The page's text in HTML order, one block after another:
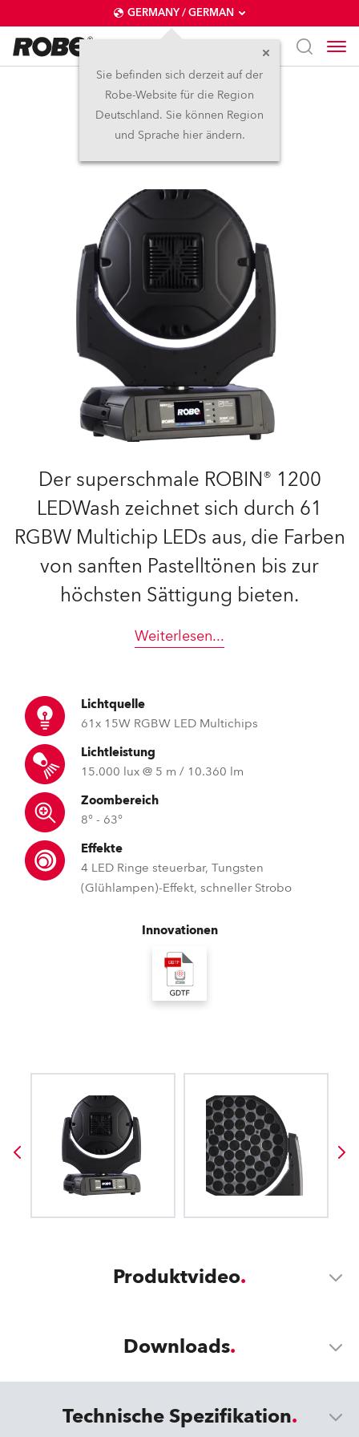
GERMANY / GERMAN
Sie befinden sich derzeit auf der
Robe-Website für die Region
Deutschland. Sie können Region
und Sprache hier ändern.
LEDWash 1200™
Abgekündigt
Der superschmale ROBIN® 1200
LEDWash zeichnet sich durch 61
RGBW Multichip LEDs aus, die Farben
von sanften Pastelltönen bis zur
höchsten Sättigung bieten.
Weiterlesen...
Lichtquelle
61x 15W RGBW LED Multichips
Lichtleistung
15.000 lux @ 5 m / 10.360 lm
Zoombereich
8° - 63°
Effekte
4 LED Ringe steuerbar, Tungsten
(Glühlampen)-Effekt, schneller Strobo
Innovationen
Produktvideo
Downloads
Technische Spezifikation